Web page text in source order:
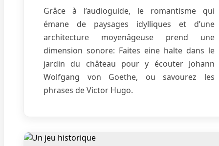
Grâce à l’audioguide, le romantisme qui
émane de paysages idylliques et d’une
architecture moyenâgeuse prend une
dimension sonore: Faites eine halte dans le
jardin du château pour y écouter Johann
Wolfgang von Goethe, ou savourez les
phrases de Victor Hugo.